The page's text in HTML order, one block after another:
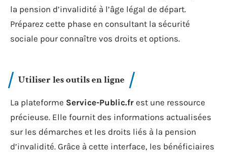
la pension d’invalidité à l’âge légal de départ.
Préparez cette phase en consultant la sécurité
sociale pour connaître vos droits et options.
Utiliser les outils en ligne
La plateforme Service-Public.fr est une ressource
précieuse. Elle fournit des informations actualisées
sur les démarches et les droits liés à la pension
d’invalidité. Grâce à cette interface, les bénéficiaires